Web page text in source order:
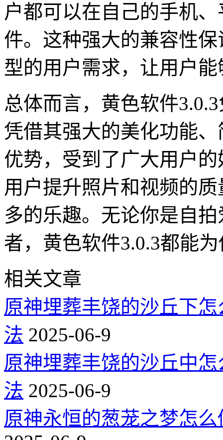
户都可以在自己的手机
件。这种强大的兼容性
型的用户需求，让用户
总体而言，黄色软件
凭借其强大的美化功能
优势，受到了广大用户
用户提升照片和视频的
多的乐趣。无论你是自
者，黄色软件3.0.3都能
相关文章
原神埋葬丰饶的沙丘下
法 2025-06-9
原神埋葬丰饶的沙丘中
法 2025-06-9
原神永恒的葱茏之梦怎